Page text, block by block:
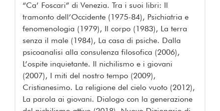
“Ca’ Foscari” di Venezia. Tra i suoi libri: Il
tramonto dell’Occidente (1975-84), Psichiatria e
fenomenologia (1979), Il corpo (1983), La terra
senza il male (1984), La casa di psiche. Dalla
psicoanalisi alla consulenza filosofica (2006),
L’ospite inquietante. Il nichilismo e i giovani
(2007), I miti del nostro tempo (2009),
Cristianesimo. La religione del cielo vuoto (2012),
La parola ai giovani. Dialogo con la generazione